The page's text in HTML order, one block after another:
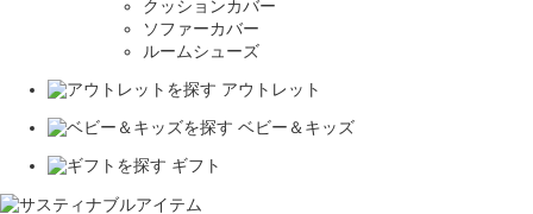
クッションカバー
ソファーカバー
ルームシューズ
アウトレット
ベビー＆キッズ
ギフト